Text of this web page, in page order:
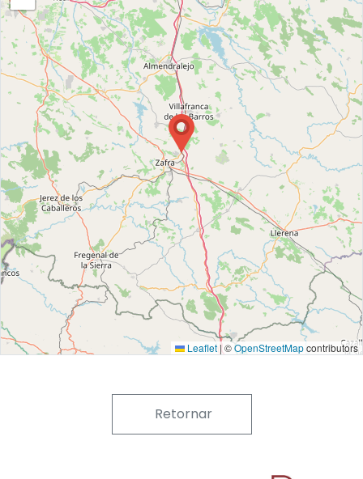
Leaflet |©OpenStreetMapcontributors
Retornar